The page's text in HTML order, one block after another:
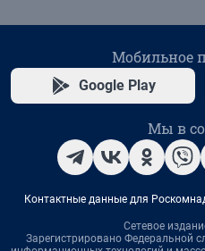
Мобильное
Google Play
Мы в
Контактные данные для
Сетевое
Зарегистрировано Федеральной